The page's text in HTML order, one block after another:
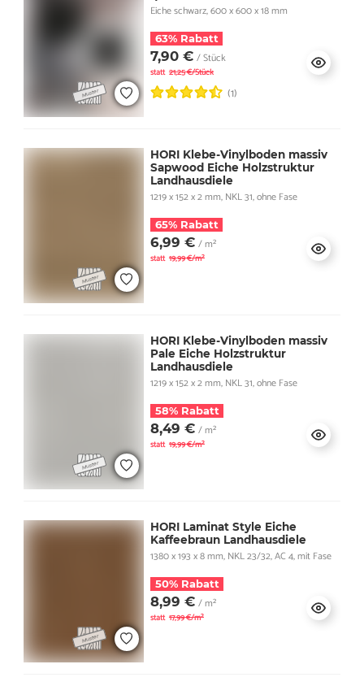
Eiche schwarz, 600 x 600 x 18 mm
63% Rabatt
7,90 € / Stück
statt 21,25 €/Stück
(1)
HORI Klebe-Vinylboden massiv
Sapwood Eiche Holzstruktur
Landhausdiele
1219 x 152 x 2 mm, NKL 31, ohne Fase
65% Rabatt
6,99 € / m²
statt 19,99 €/m²
HORI Klebe-Vinylboden massiv
Pale Eiche Holzstruktur
Landhausdiele
1219 x 152 x 2 mm, NKL 31, ohne Fase
58% Rabatt
8,49 € / m²
statt 19,99 €/m²
HORI Laminat Style Eiche
Kaffeebraun Landhausdiele
1380 x 193 x 8 mm, NKL 23/32, AC 4, mit Fase
50% Rabatt
8,99 € / m²
statt 17,99 €/m²